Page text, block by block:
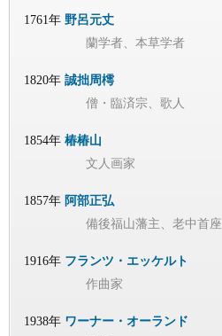
1761年 野呂元丈
蘭学者、本草学者
1820年 誠拙周樗
僧・臨済宗、歌人
1854年 椿椿山
文人画家
1857年 阿部正弘
備後福山藩主、老中首座
1916年 フランツ・エッケルト
作曲家
1938年 ワーナー・オーランド